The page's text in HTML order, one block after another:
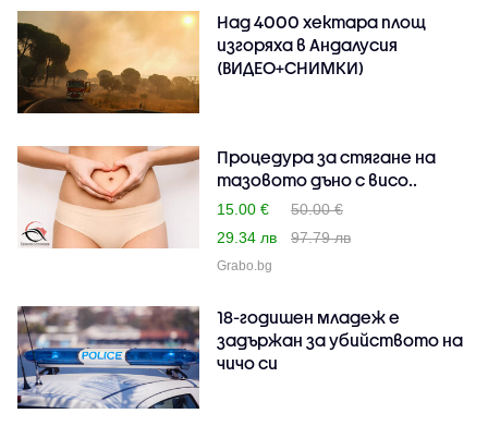
Над 4000 хектара площ
изгоряха в Андалусия
(ВИДЕО+СНИМКИ)
Процедура за стягане на
тазовото дъно с висо..
15.00 €
50.00 €
29.34 лв
97.79 лв
Grabo.bg
18-годишен младеж е
задържан за убийството на
чичо си